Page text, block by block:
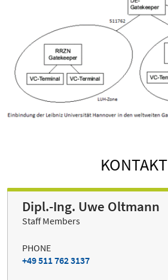
KONTAKT
Dipl.-Ing. Uwe Oltmann
Staff Members
PHONE
+49 511 762 3137